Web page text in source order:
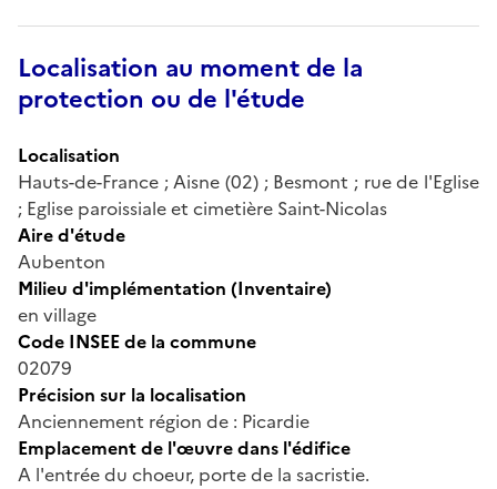
Localisation au moment de la
protection ou de l'étude
Localisation
Hauts-de-France ; Aisne (02) ; Besmont ; rue de l'Eglise
; Eglise paroissiale et cimetière Saint-Nicolas
Aire d'étude
Aubenton
Milieu d'implémentation (Inventaire)
en village
Code INSEE de la commune
02079
Précision sur la localisation
Anciennement région de : Picardie
Emplacement de l'œuvre dans l'édifice
A l'entrée du choeur, porte de la sacristie.